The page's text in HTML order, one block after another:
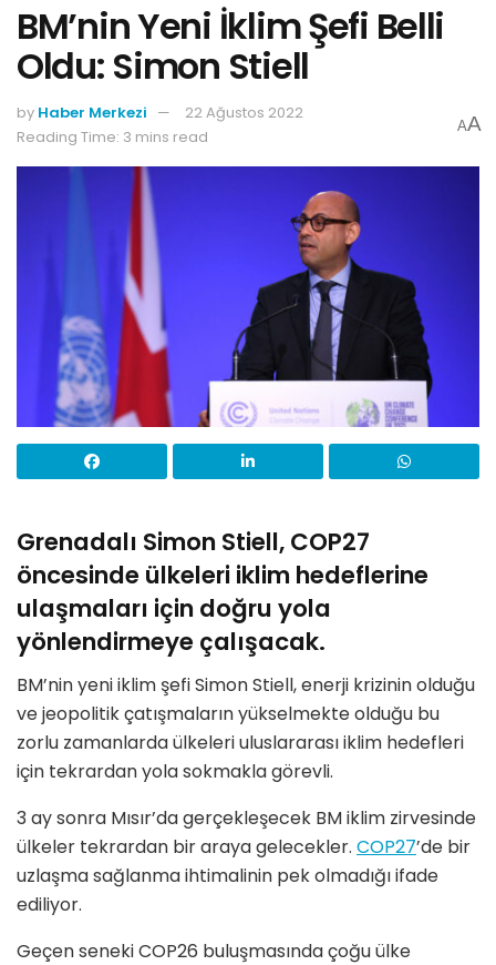
BM’nin Yeni İklim Şefi Belli
Oldu: Simon Stiell
by Haber Merkezi
22 Ağustos 2022
Reading Time: 3 mins read
AA
Grenadalı Simon Stiell, COP27
öncesinde ülkeleri iklim hedeflerine
ulaşmaları için doğru yola
yönlendirmeye çalışacak.
BM’nin yeni iklim şefi Simon Stiell, enerji krizinin olduğu
ve jeopolitik çatışmaların yükselmekte olduğu bu
zorlu zamanlarda ülkeleri uluslararası iklim hedefleri
için tekrardan yola sokmakla görevli.
3 ay sonra Mısır’da gerçekleşecek BM iklim zirvesinde
ülkeler tekrardan bir araya gelecekler. COP27’de bir
uzlaşma sağlanma ihtimalinin pek olmadığı ifade
ediliyor.
Geçen seneki COP26 buluşmasında çoğu ülke